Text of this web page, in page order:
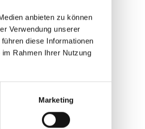
anbieten zu können
Verwendung unserer
diese Informationen
Rahmen Ihrer Nutzung
Marketing